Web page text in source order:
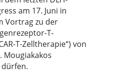
am 17. Juni in
Vortrag zu der
T-
T-Zelltherapie“) von
Mougiakakos